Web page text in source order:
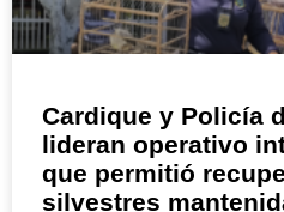
Cardique y Policía
lideran operativo
que permitió
silvestres